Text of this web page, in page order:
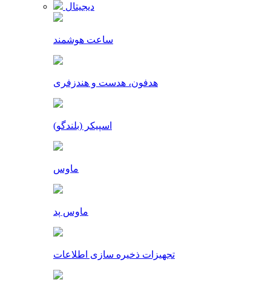
دیجیتال
ساعت هوشمند
هدفون، هدست و هندزفری
اسپیکر (بلندگو)
ماوس
ماوس پد
تجهیزات ذخیره سازی اطلاعات